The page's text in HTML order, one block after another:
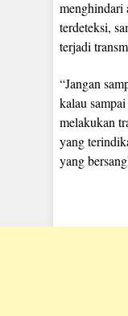
menghindari
terdeteksi,
terjadi
“Jangan
kalau
melakukan
yang
yang